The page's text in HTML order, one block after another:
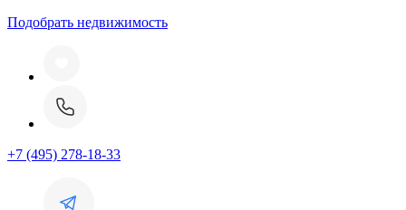
Подобрать недвижимость
+7 (495) 278-18-33